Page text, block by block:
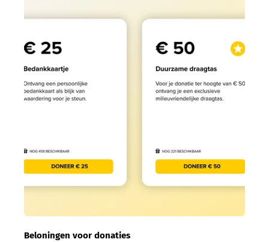
Beloningen voor donaties